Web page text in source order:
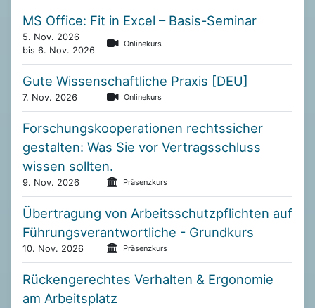
MS Office: Fit in Excel – Basis-Seminar
5. Nov. 2026
bis 6. Nov. 2026
Onlinekurs
Gute Wissenschaftliche Praxis [DEU]
7. Nov. 2026 Onlinekurs
Forschungskooperationen rechtssicher
gestalten: Was Sie vor Vertragsschluss
wissen sollten.
9. Nov. 2026 Präsenzkurs
Übertragung von Arbeitsschutzpflichten auf
Führungsverantwortliche - Grundkurs
10. Nov. 2026 Präsenzkurs
Rückengerechtes Verhalten & Ergonomie
am Arbeitsplatz